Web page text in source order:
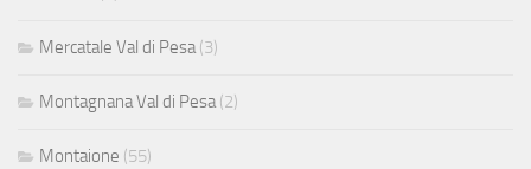
Mercatale Val di Pesa(3)
Montagnana Val di Pesa(2)
Montaione (55)